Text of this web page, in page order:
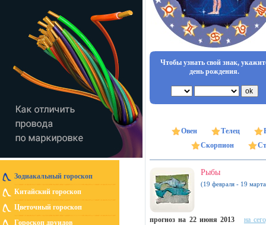
Зодиакальный гороскоп
Китайский гороскоп
Цветочный гороскоп
Гороскоп друидов
Чтобы узнать свой знак,
день рождения.
Овен Телец
Скорпион
Рыбы
(19 февраля - 19
прогноз на 22 июня 2013
на